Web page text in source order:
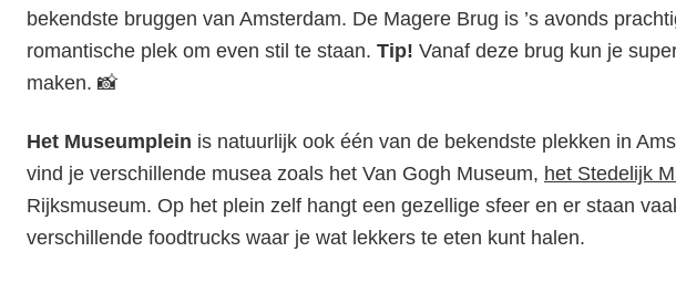
bekendste bruggen van Amsterdam. De Magere Brug is ’s avonds
romantische plek om even stil te staan. Tip! Vanaf deze brug kun je
maken. 📸
Het Museumplein is natuurlijk ook één van de bekendste plekken in
vind je verschillende musea zoals het Van Gogh Museum, het Stedelijk
Rijksmuseum. Op het plein zelf hangt een gezellige sfeer en er staan
verschillende foodtrucks waar je wat lekkers te eten kunt halen.